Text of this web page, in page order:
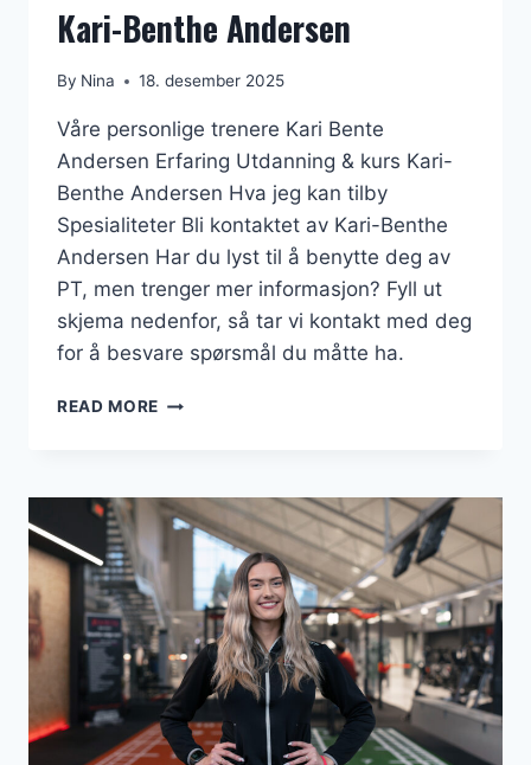
Kari-Benthe Andersen
By Nina 18. desember 2025
Våre personlige trenere Kari Bente
Andersen Erfaring Utdanning & kurs Kari-
Benthe Andersen Hva jeg kan tilby
Spesialiteter Bli kontaktet av Kari-Benthe
Andersen Har du lyst til å benytte deg av
PT, men trenger mer informasjon? Fyll ut
skjema nedenfor, så tar vi kontakt med deg
for å besvare spørsmål du måtte ha.
READ MORE KARI-